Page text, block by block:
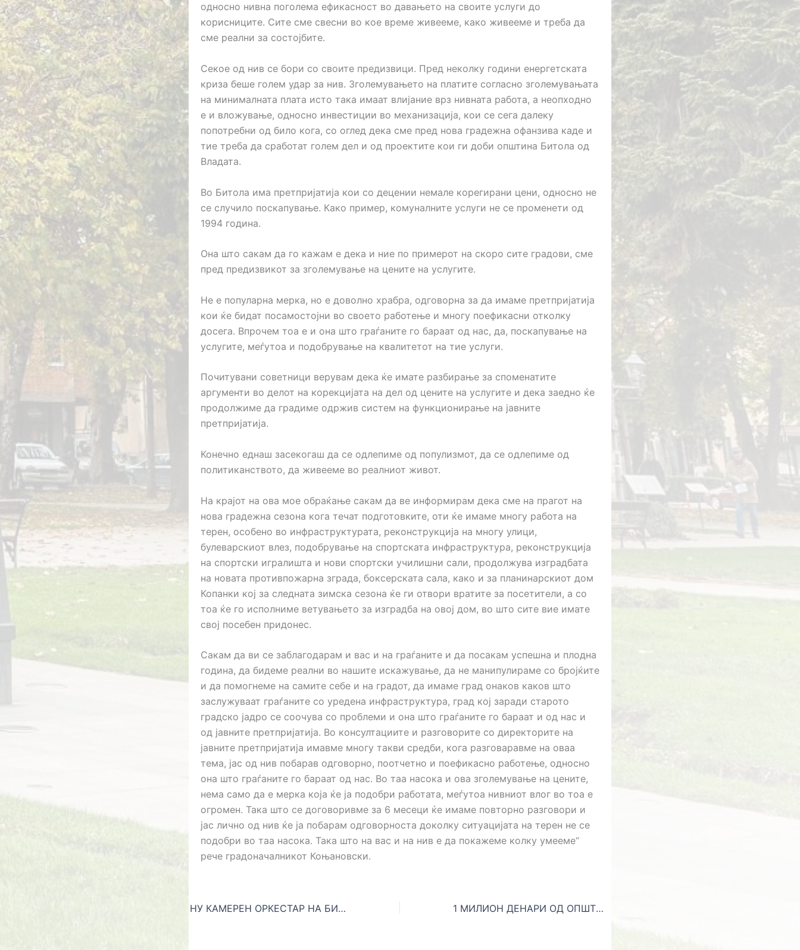
односно нивна поголема ефикасност во давањето на своите услуги до
корисниците. Сите сме свесни во кое време живееме, како живееме и треба да
сме реални за состојбите.
Секое од нив се бори со своите предизвици. Пред неколку години енергетската
криза беше голем удар за нив. Зголемувањето на платите согласно зголемувањата
на минималната плата исто така имаат влијание врз нивната работа, а неопходно
е и вложување, односно инвестиции во механизација, кои се сега далеку
попотребни од било кога, со оглед дека сме пред нова градежна офанзива каде и
тие треба да сработат голем дел и од проектите кои ги доби општина Битола од
Владата.
Во Битола има претпријатија кои со децении немале корегирани цени, односно не
се случило поскапување. Како пример, комуналните услуги не се променети од
1994 година.
Она што сакам да го кажам е дека и ние по примерот на скоро сите градови, сме
пред предизвикот за зголемување на цените на услугите.
Не е популарна мерка, но е доволно храбра, одговорна за да имаме претпријатија
кои ќе бидат посамостојни во своето работење и многу поефикасни отколку
досега. Впрочем тоа е и она што граѓаните го бараат од нас, да, поскапување на
услугите, меѓутоа и подобрување на квалитетот на тие услуги.
Почитувани советници верувам дека ќе имате разбирање за споменатите
аргументи во делот на корекцијата на дел од цените на услугите и дека заедно ќе
продолжиме да градиме одржив систем на функционирање на јавните
претпријатија.
Конечно еднаш засекогаш да се одлепиме од популизмот, да се одлепиме од
политиканството, да живееме во реалниот живот.
На крајот на ова мое обраќање сакам да ве информирам дека сме на прагот на
нова градежна сезона кога течат подготовките, оти ќе имаме многу работа на
терен, особено во инфраструктурата, реконструкција на многу улици,
булеварскиот влез, подобрување на спортската инфраструктура, реконструкција
на спортски игралишта и нови спортски училишни сали, продолжува изградбата
на новата противпожарна зграда, боксерската сала, како и за планинарскиот дом
Копанки кој за следната зимска сезона ќе ги отвори вратите за посетители, а со
тоа ќе го исполниме ветувањето за изградба на овој дом, во што сите вие имате
свој посебен придонес.
Сакам да ви се заблагодарам и вас и на граѓаните и да посакам успешна и плодна
година, да бидеме реални во нашите искажување, да не манипулираме со бројќите
и да помогнеме на самите себе и на градот, да имаме град онаков каков што
заслужуваат граѓаните со уредена инфраструктура, град кој заради старото
градско јадро се соочува со проблеми и она што граѓаните го бараат и од нас и
од јавните претпријатија. Во консултациите и разговорите со директорите на
јавните претпријатија имавме многу такви средби, кога разговаравме на оваа
тема, јас од нив побарав одговорно, поотчетно и поефикасно работење, односно
она што граѓаните го бараат од нас. Во таа насока и ова зголемување на цените,
нема само да е мерка која ќе ја подобри работата, меѓутоа нивниот влог во тоа е
огромен. Така што се договоривме за 6 месеци ќе имаме повторно разговори и
јас лично од нив ќе ја побарам одговорноста доколку ситуацијата на терен не се
подобри во таа насока. Така што на вас и на нив е да покажеме колку умееме“
рече градоначалникот Коњановски.
НУ КАМЕРЕН ОРКЕСТАР НА БИТОЛА-ИНСТИТУЦИЈА КОЈА ЈА АФИРМИРА И РАЗВИВА МУЗИЧКАТА УМЕТНОСТ 1 МИЛИОН ДЕНАРИ ОД ОПШТИНА БИТОЛА ЗА ПОДГОТОВКИТЕ НА РУСТЕМОВСКИ ЗА ОЛИМПИЈАДА